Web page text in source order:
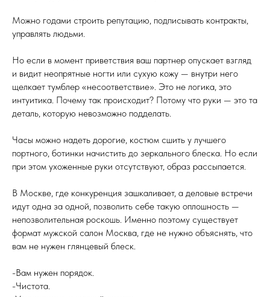
Можно годами строить репутацию, подписывать контракты,
управлять людьми.
Но если в момент приветствия ваш партнер опускает взгляд
и видит неопрятные ногти или сухую кожу — внутри него
щелкает тумблер «несоответствие». Это не логика, это
интуитика. Почему так происходит? Потому что руки — это та
деталь, которую невозможно подделать.
Часы можно надеть дорогие, костюм сшить у лучшего
портного, ботинки начистить до зеркального блеска. Но если
при этом ухоженные руки отсутствуют, образ рассыпается.
В Москве, где конкуренция зашкаливает, а деловые встречи
идут одна за одной, позволить себе такую оплошность —
непозволительная роскошь. Именно поэтому существует
формат мужской салон Москва, где не нужно объяснять, что
вам не нужен глянцевый блеск.
-Вам нужен порядок.
-Чистота.